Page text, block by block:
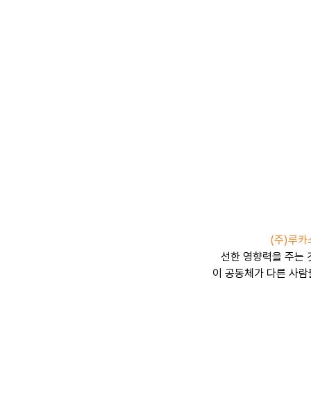
(주)루카
선한 영향력을 주는
이 공동체가 다른 사